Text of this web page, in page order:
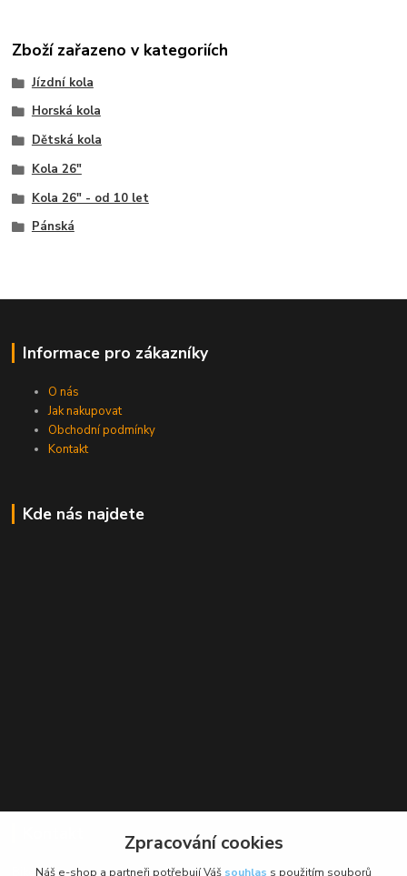
Zboží zařazeno v kategoriích
Jízdní kola
Horská kola
Dětská kola
Kola 26"
Kola 26" - od 10 let
Pánská
Informace pro zákazníky
O nás
Jak nakupovat
Obchodní podmínky
Kontakt
Kde nás najdete
BikeForce.cz
Zpracování cookies
Náš e-shop a partneři potřebují Váš souhlas s použitím souborů